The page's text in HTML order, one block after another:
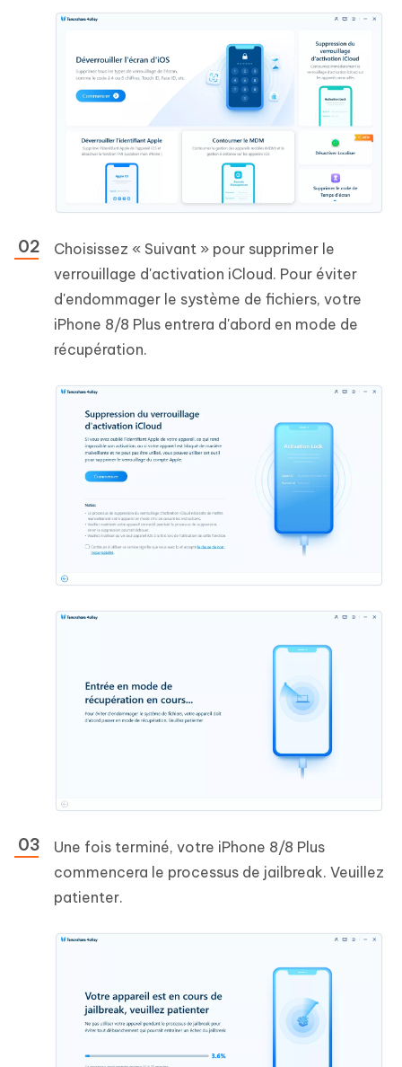
Choisissez « Suivant » pour supprimer le
verrouillage d'activation iCloud. Pour éviter
d'endommager le système de fichiers, votre
iPhone 8/8 Plus entrera d'abord en mode de
récupération.
Une fois terminé, votre iPhone 8/8 Plus
commencera le processus de jailbreak. Veuillez
patienter.